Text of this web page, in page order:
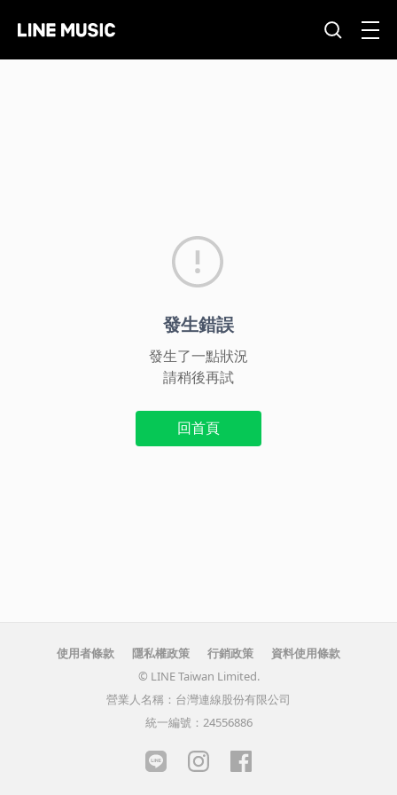
發生錯誤
發生了一點狀況
請稍後再試
回首頁
使用者條款 隱私權政策 行銷政策
資料使用條款
© LINE Taiwan Limited.
營業人名稱：台灣連線股份有限公司
統一編號：24556886